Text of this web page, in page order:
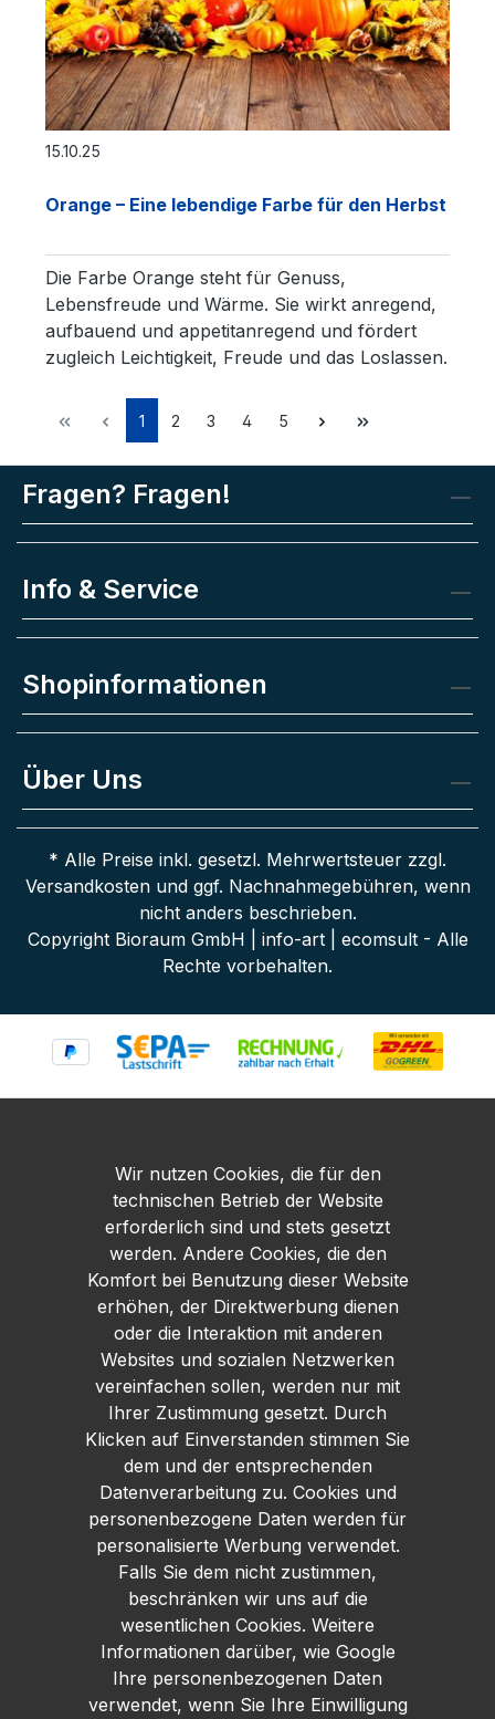
15.10.25
Orange – Eine lebendige Farbe für den Herbst
Die Farbe Orange steht für Genuss,
Lebensfreude und Wärme. Sie wirkt anregend,
aufbauend und appetitanregend und fördert
zugleich Leichtigkeit, Freude und das Loslassen.
1 2 3 4 5
Fragen? Fragen!
Info & Service
Shopinformationen
Über Uns
* Alle Preise inkl. gesetzl. Mehrwertsteuer zzgl.
Versandkostenund ggf. Nachnahmegebühren, wenn
nicht anders beschrieben.
Copyright Bioraum GmbH | info-art | ecomsult - Alle
Rechte vorbehalten.
Wir nutzen Cookies, die für den
technischen Betrieb der Website
erforderlich sind und stets gesetzt
werden. Andere Cookies, die den
Komfort bei Benutzung dieser Website
erhöhen, der Direktwerbung dienen
oder die Interaktion mit anderen
Websites und sozialen Netzwerken
vereinfachen sollen, werden nur mit
Ihrer Zustimmung gesetzt. Durch
Klicken auf Einverstanden stimmen Sie
dem und der entsprechenden
Datenverarbeitung zu. Cookies und
personenbezogene Daten werden für
personalisierte Werbung verwendet.
Falls Sie dem nicht zustimmen,
beschränken wir uns auf die
wesentlichen Cookies. Weitere
Informationen darüber, wie Google
Ihre personenbezogenen Daten
verwendet, wenn Sie Ihre Einwilligung